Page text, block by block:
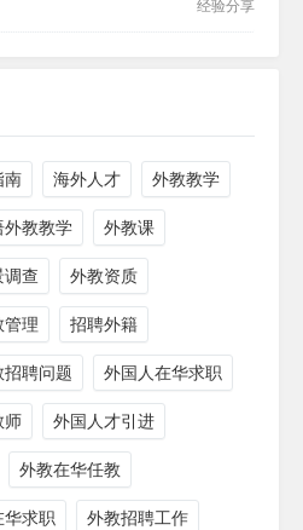
经验分享
南 海外人才 外教教学
外教教学 外教课
查 外教资质
管理 招聘外籍
招聘问题 外国人在华求职
师 外国人才引进
外教在华任教
华求职 外教招聘工作